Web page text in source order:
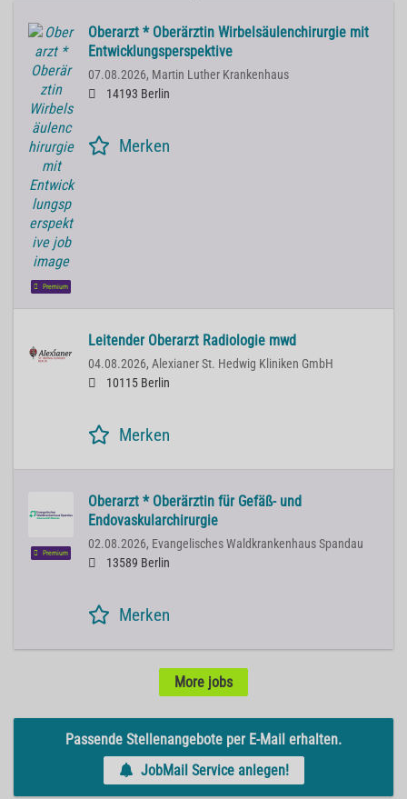
Premium
Oberarzt * Oberärztin Wirbelsäulenchirurgie mit
Entwicklungsperspektive
07.08.2026, Martin Luther Krankenhaus
14193 Berlin
Merken
Leitender Oberarzt Radiologie mwd
04.08.2026, Alexianer St. Hedwig Kliniken GmbH
10115 Berlin
Merken
Premium
Oberarzt * Oberärztin für Gefäß- und
Endovaskularchirurgie
02.08.2026, Evangelisches Waldkrankenhaus Spandau
13589 Berlin
Merken
More jobs
Passende Stellenangebote per E-Mail erhalten.
JobMail Service anlegen!